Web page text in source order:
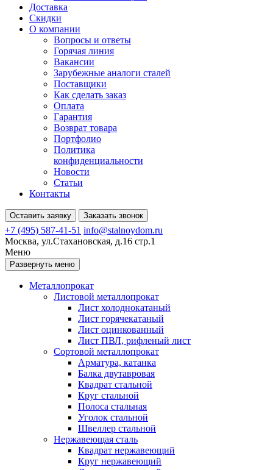
Доставка
Скидки
О компании
Вопросы и ответы
Горячая линия
Вакансии
Зарубежные аналоги сталей
Поставщики
Как сделать заказ
Оплата
Гарантия
Возврат товара
Портфолио
Политика
конфиденциальности
Новости
Статьи
Контакты
Оставить заявку Заказать звонок
+7 (495) 587-41-51 info@stalnoydom.ru
Москва, ул.Стахановская, д.16 стр.1
Меню
Развернуть меню
Металлопрокат
Листовой металлопрокат
Лист холоднокатаный
Лист горячекатаный
Лист оцинкованный
Лист ПВЛ, рифленый лист
Сортовой металлопрокат
Арматура, катанка
Балка двутавровая
Квадрат стальной
Круг стальной
Полоса стальная
Уголок стальной
Швеллер стальной
Нержавеющая сталь
Квадрат нержавеющий
Круг нержавеющий